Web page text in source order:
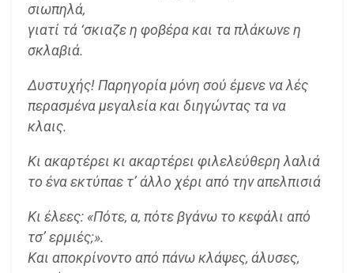
σιωπηλά,
γιατί τά ‘σκιαζε η φοβέρα και τα πλάκωνε η
σκλαβιά.
Δυστυχής! Παρηγορία μόνη σού έμενε να λές
περασμένα μεγαλεία και διηγώντας τα να
κλαις.
Κι ακαρτέρει κι ακαρτέρει φιλελεύθερη λαλιά
το ένα εκτύπαε τ’ άλλο χέρι από την απελπισιά
Κι έλεες: «Πότε, α, πότε βγάνω το κεφάλι από
τσ’ ερμιές;».
Και αποκρίνοντο από πάνω κλάψες, άλυσες,